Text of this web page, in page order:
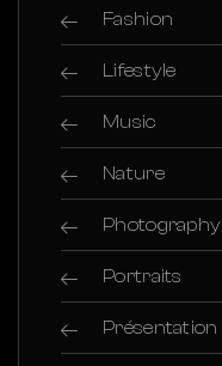
Fashion
Lifestyle
Music
Nature
Photography
Portraits
Présentation